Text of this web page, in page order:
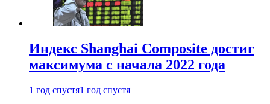
Индекс Shanghai Composite достиг
максимума с начала 2022 года
1 год спустя1 год спустя